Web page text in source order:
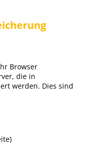
Browser
die in
werden. Dies sind